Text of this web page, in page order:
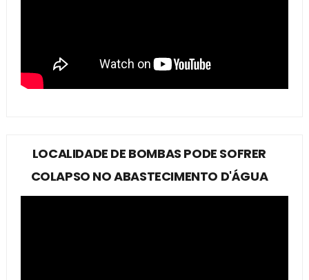
LOCALIDADE DE BOMBAS PODE SOFRER
COLAPSO NO ABASTECIMENTO D'ÁGUA